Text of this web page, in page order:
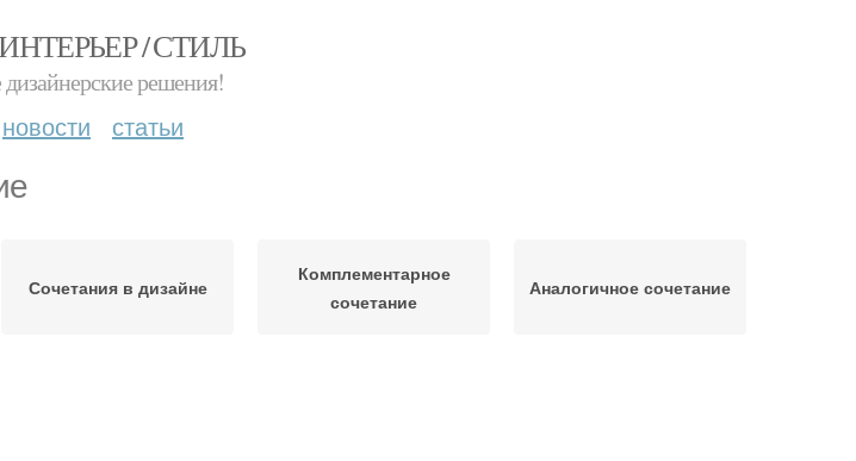
/ СТИЛЬ
дизайнерские решения!
новости статьи
Сочетания в дизайне
Комплементарное
сочетание
Аналогичное сочетание